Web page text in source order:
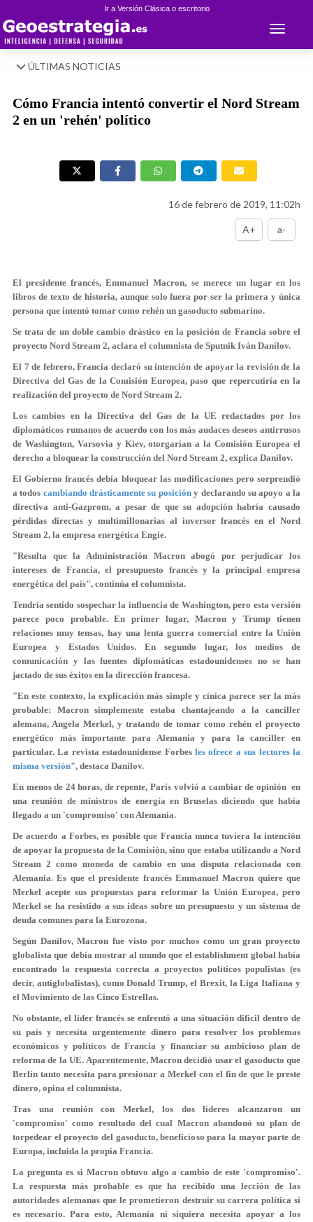
Ir a Versión Clásica o escritorio
Toggle
ÚLTIMAS NOTICIAS
Cómo Francia intentó convertir el Nord Stream
2 en un 'rehén' político
16 de febrero de 2019, 11:02h
A+ a-
El presidente francés, Emmanuel Macron, se merece un lugar en los
libros de texto de historia, aunque solo fuera por ser la primera y única
persona que intentó tomar como rehén un gasoducto submarino.
Se trata de un doble cambio drástico en la posición de Francia sobre el
proyecto Nord Stream 2, aclara el columnista de Sputnik Iván Danílov.
El 7 de febrero, Francia declaró su intención de apoyar la revisión de la
Directiva del Gas de la Comisión Europea, paso que repercutiría en la
realización del proyecto de Nord Stream 2.
Los cambios en la Directiva del Gas de la UE redactados por los
diplomáticos rumanos de acuerdo con los más audaces deseos antirrusos
de Washington, Varsovia y Kiev, otorgarían a la Comisión Europea el
derecho a bloquear la construcción del Nord Stream 2, explica Danílov.
El Gobierno francés debía bloquear las modificaciones pero sorprendió
a todos cambiando drásticamente su posicióny declarando su apoyo a la
directiva anti-Gazprom, a pesar de que su adopción habría causado
pérdidas directas y multimillonarias al inversor francés en el Nord
Stream 2, la empresa energética Engie.
"Resulta que la Administración Macron abogó por perjudicar los
intereses de Francia, el presupuesto francés y la principal empresa
energética del país", continúa el columnista.
Tendría sentido sospechar la influencia de Washington, pero esta versión
parece poco probable. En primer lugar, Macron y Trump tienen
relaciones muy tensas, hay una lenta guerra comercial entre la Unión
Europea y Estados Unidos. En segundo lugar, los medios de
comunicación y las fuentes diplomáticas estadounidenses no se han
jactado de sus éxitos en la dirección francesa.
"En este contexto, la explicación más simple y cínica parece ser la más
probable: Macron simplemente estaba chantajeando a la canciller
alemana, Angela Merkel, y tratando de tomar como rehén el proyecto
energético más importante para Alemania y para la canciller en
particular. La revista estadounidense Forbes les ofrece a sus lectores la
misma versión", destaca Danílov.
En menos de 24 horas, de repente, París volvió a cambiar de opinión en
una reunión de ministros de energía en Bruselas diciendo que había
llegado a un 'compromiso' con Alemania.
De acuerdo a Forbes, es posible que Francia nunca tuviera la intención
de apoyar la propuesta de la Comisión, sino que estaba utilizando a Nord
Stream 2 como moneda de cambio en una disputa relacionada con
Alemania. Es que el presidente francés Emmanuel Macron quiere que
Merkel acepte sus propuestas para reformar la Unión Europea, pero
Merkel se ha resistido a sus ideas sobre un presupuesto y un sistema de
deuda comunes para la Eurozona.
Según Danílov, Macron fue visto por muchos como un gran proyecto
globalista que debía mostrar al mundo que el establishment global había
encontrado la respuesta correcta a proyectos políticos populistas (es
decir, antiglobalistas), como Donald Trump, el Brexit, la Liga Italiana y
el Movimiento de las Cinco Estrellas.
No obstante, el líder francés se enfrentó a una situación difícil dentro de
su país y necesita urgentemente dinero para resolver los problemas
económicos y políticos de Francia y financiar su ambicioso plan de
reforma de la UE. Aparentemente, Macron decidió usar el gasoducto que
Berlín tanto necesita para presionar a Merkel con el fin de que le preste
dinero, opina el columnista.
Tras una reunión con Merkel, los dos líderes alcanzaron un
'compromiso' como resultado del cual Macron abandonó su plan de
torpedear el proyecto del gasoducto, beneficioso para la mayor parte de
Europa, incluida la propia Francia.
La pregunta es si Macron obtuvo algo a cambio de este 'compromiso'.
La respuesta más probable es que ha recibido una lección de las
autoridades alemanas que le prometieron destruir su carrera política si
es necesario. Para esto, Alemania ni siquiera necesita apoyar a los